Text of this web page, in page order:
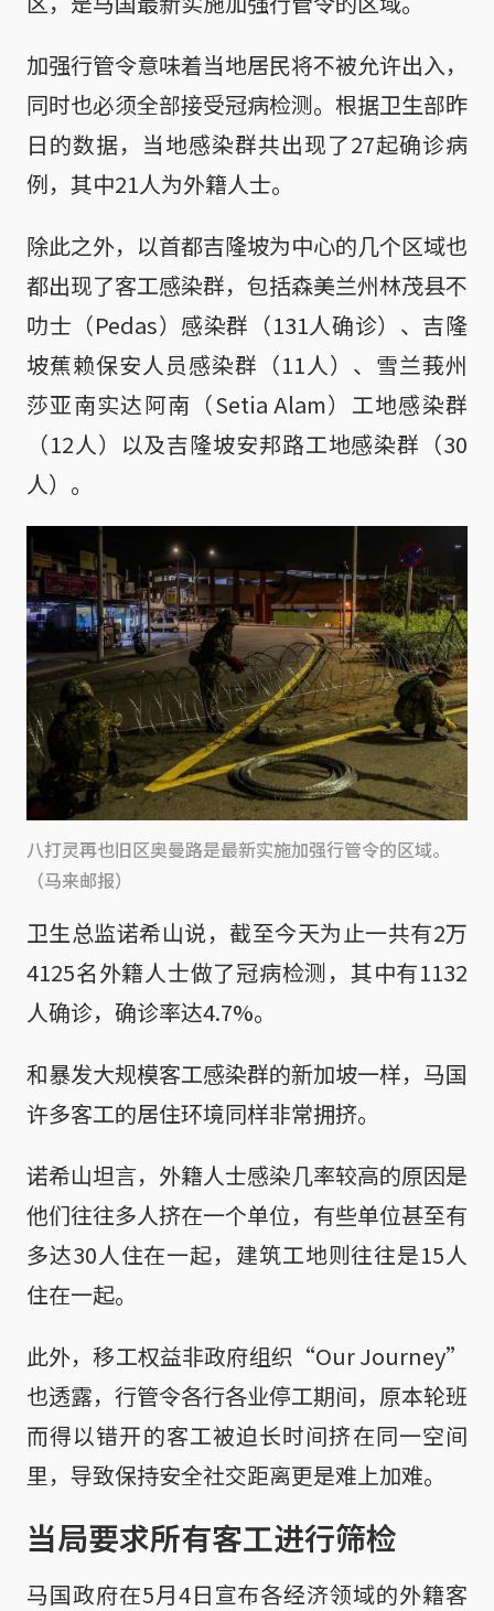
加强行管令意味着当地居民将不被允许出入，
同时也必须全部接受冠病检测。根据卫生部昨
日的数据，当地感染群共出现了27起确诊病
例，其中21人为外籍人士。
除此之外，以首都吉隆坡为中心的几个区域也
都出现了客工感染群，包括森美兰州林茂县不
叻士（Pedas）感染群（131人确诊）、吉隆
坡蕉赖保安人员感染群（11人）、雪兰莪州
莎亚南实达阿南（Setia Alam）工地感染群
（12人）以及吉隆坡安邦路工地感染群（30
人）。
八打灵再也旧区奥曼路是最新实施加强行管令的区域。
（马来邮报）
卫生总监诺希山说，截至今天为止一共有2万
4125名外籍人士做了冠病检测，其中有1132
人确诊，确诊率达4.7%。
和暴发大规模客工感染群的新加坡一样，马国
许多客工的居住环境同样非常拥挤。
诺希山坦言，外籍人士感染几率较高的原因是
他们往往多人挤在一个单位，有些单位甚至有
多达30人住在一起，建筑工地则往往是15人
住在一起。
此外，移工权益非政府组织“Our Journey”
也透露，行管令各行各业停工期间，原本轮班
而得以错开的客工被迫长时间挤在同一空间
里，导致保持安全社交距离更是难上加难。
当局要求所有客工进行筛检
马国政府在5月4日宣布各经济领域的外籍客